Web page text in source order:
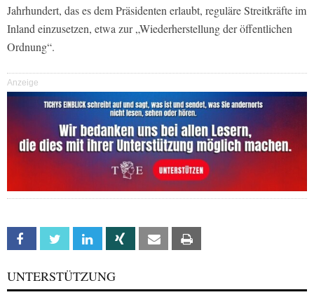
Jahrhundert, das es dem Präsidenten erlaubt, reguläre Streitkräfte im
Inland einzusetzen, etwa zur „Wiederherstellung der öffentlichen
Ordnung“.
Anzeige
Facebook Twitter Linkedin Xing Email
UNTERSTÜTZUNG